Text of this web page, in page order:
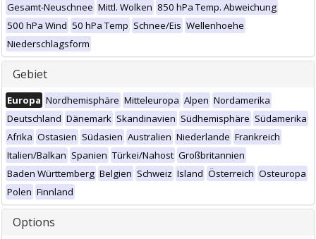
Gesamt-Neuschnee Mittl. Wolken 850 hPa Temp. Abweichung
500 hPa Wind 50 hPa Temp Schnee/Eis Wellenhoehe
Niederschlagsform
Gebiet
Europa Nordhemisphäre Mitteleuropa Alpen Nordamerika
Deutschland Dänemark Skandinavien Südhemisphäre Südamerika
Afrika Ostasien Südasien Australien Niederlande Frankreich
Italien/Balkan Spanien Türkei/Nahost Großbritannien
Baden Württemberg Belgien Schweiz Island Österreich Osteuropa
Polen Finnland
Options